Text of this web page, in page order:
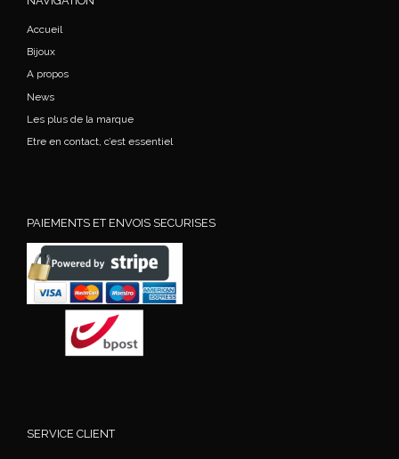
Accueil
Bijoux
A propos
News
Les plus de la marque
Etre en contact, c’est essentiel
PAIEMENTS ET ENVOIS SECURISES
SERVICE CLIENT